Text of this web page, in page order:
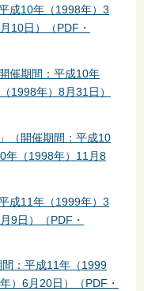
成10年（1998年）3
10日）（PDF・
催期間：平成10年
1998年）8月31日）
（開催期間：平成10
年（1998年）11月8
成11年（1999年）3
9日）（PDF・
：平成11年（1999
）6月20日）（PDF・